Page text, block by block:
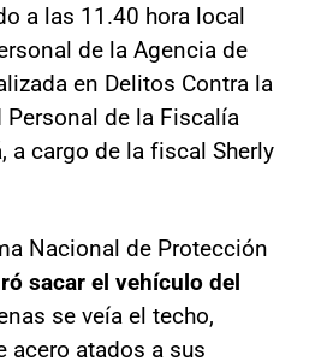
a las 11.40 hora local
de la Agencia de
en Delitos Contra la
de la Fiscalía
a cargo de la fiscal Sherly
Nacional de Protección
sacar el vehículo del
se veía el techo,
acero atados a sus